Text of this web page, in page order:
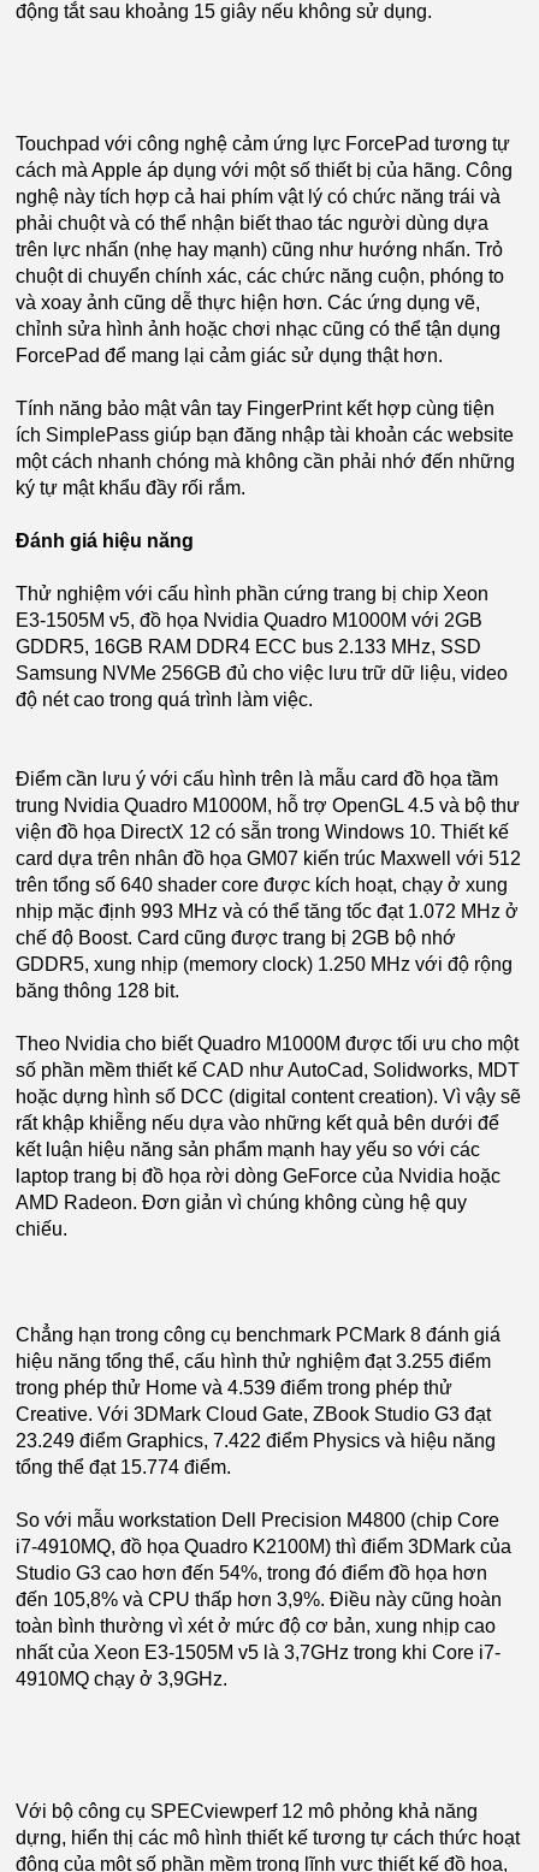
động tắt sau khoảng 15 giây nếu không sử dụng.
Touchpad với công nghệ cảm ứng lực ForcePad tương tự
cách mà Apple áp dụng với một số thiết bị của hãng. Công
nghệ này tích hợp cả hai phím vật lý có chức năng trái và
phải chuột và có thể nhận biết thao tác người dùng dựa
trên lực nhấn (nhẹ hay mạnh) cũng như hướng nhấn. Trỏ
chuột di chuyển chính xác, các chức năng cuộn, phóng to
và xoay ảnh cũng dễ thực hiện hơn. Các ứng dụng vẽ,
chỉnh sửa hình ảnh hoặc chơi nhạc cũng có thể tận dụng
ForcePad để mang lại cảm giác sử dụng thật hơn.
Tính năng bảo mật vân tay FingerPrint kết hợp cùng tiện
ích SimplePass giúp bạn đăng nhập tài khoản các website
một cách nhanh chóng mà không cần phải nhớ đến những
ký tự mật khẩu đầy rối rắm.
Đánh giá hiệu năng
Thử nghiệm với cấu hình phần cứng trang bị chip Xeon
E3-1505M v5, đồ họa Nvidia Quadro M1000M với 2GB
GDDR5, 16GB RAM DDR4 ECC bus 2.133 MHz, SSD
Samsung NVMe 256GB đủ cho việc lưu trữ dữ liệu, video
độ nét cao trong quá trình làm việc.
Điểm cần lưu ý với cấu hình trên là mẫu card đồ họa tầm
trung Nvidia Quadro M1000M, hỗ trợ OpenGL 4.5 và bộ thư
viện đồ họa DirectX 12 có sẵn trong Windows 10. Thiết kế
card dựa trên nhân đồ họa GM07 kiến trúc Maxwell với 512
trên tổng số 640 shader core được kích hoạt, chạy ở xung
nhịp mặc định 993 MHz và có thể tăng tốc đạt 1.072 MHz ở
chế độ Boost. Card cũng được trang bị 2GB bộ nhớ
GDDR5, xung nhịp (memory clock) 1.250 MHz với độ rộng
băng thông 128 bit.
Theo Nvidia cho biết Quadro M1000M được tối ưu cho một
số phần mềm thiết kế CAD như AutoCad, Solidworks, MDT
hoặc dựng hình số DCC (digital content creation). Vì vậy sẽ
rất khập khiễng nếu dựa vào những kết quả bên dưới để
kết luận hiệu năng sản phẩm mạnh hay yếu so với các
laptop trang bị đồ họa rời dòng GeForce của Nvidia hoặc
AMD Radeon. Đơn giản vì chúng không cùng hệ quy
chiếu.
Chẳng hạn trong công cụ benchmark PCMark 8 đánh giá
hiệu năng tổng thể, cấu hình thử nghiệm đạt 3.255 điểm
trong phép thử Home và 4.539 điểm trong phép thử
Creative. Với 3DMark Cloud Gate, ZBook Studio G3 đạt
23.249 điểm Graphics, 7.422 điểm Physics và hiệu năng
tổng thể đạt 15.774 điểm.
So với mẫu workstation Dell Precision M4800 (chip Core
i7-4910MQ, đồ họa Quadro K2100M) thì điểm 3DMark của
Studio G3 cao hơn đến 54%, trong đó điểm đồ họa hơn
đến 105,8% và CPU thấp hơn 3,9%. Điều này cũng hoàn
toàn bình thường vì xét ở mức độ cơ bản, xung nhịp cao
nhất của Xeon E3-1505M v5 là 3,7GHz trong khi Core i7-
4910MQ chạy ở 3,9GHz.
Với bộ công cụ SPECviewperf 12 mô phỏng khả năng
dựng, hiển thị các mô hình thiết kế tương tự cách thức hoạt
động của một số phần mềm trong lĩnh vực thiết kế đồ họa,